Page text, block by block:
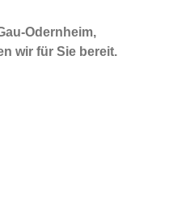
Odernheim,
wir für Sie bereit.